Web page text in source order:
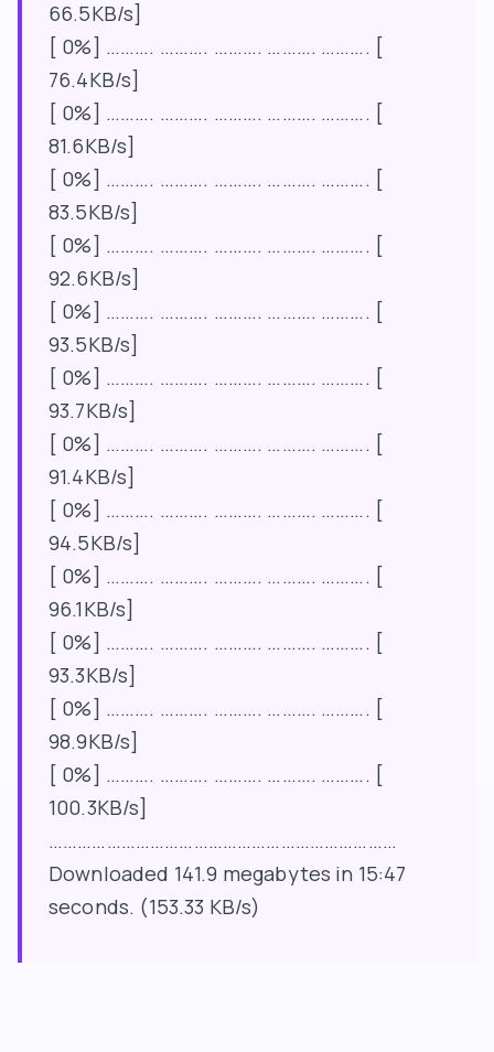
66.5KB/s]
[ 0%] ………. ………. ………. ………. ………. [
76.4KB/s]
[ 0%] ………. ………. ………. ………. ………. [
81.6KB/s]
[ 0%] ………. ………. ………. ………. ………. [
83.5KB/s]
[ 0%] ………. ………. ………. ………. ………. [
92.6KB/s]
[ 0%] ………. ………. ………. ………. ………. [
93.5KB/s]
[ 0%] ………. ………. ………. ………. ………. [
93.7KB/s]
[ 0%] ………. ………. ………. ………. ………. [
91.4KB/s]
[ 0%] ………. ………. ………. ………. ………. [
94.5KB/s]
[ 0%] ………. ………. ………. ………. ………. [
96.1KB/s]
[ 0%] ………. ………. ………. ………. ………. [
93.3KB/s]
[ 0%] ………. ………. ………. ………. ………. [
98.9KB/s]
[ 0%] ………. ………. ………. ………. ………. [
100.3KB/s]
………………………………………………………………
Downloaded 141.9 megabytes in 15:47
seconds. (153.33 KB/s)